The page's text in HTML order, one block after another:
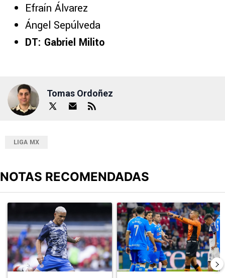
Efraín Álvarez
Ángel Sepúlveda
DT: Gabriel Milito
Tomas Ordoñez
LIGA MX
NOTAS RECOMENDADAS
Un artículo de tendencia con el título "Revelan un detalle clave
Un artículo de tendencia con el